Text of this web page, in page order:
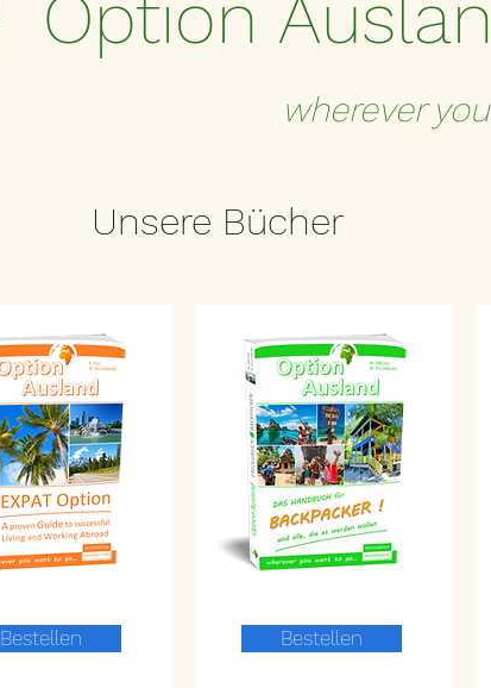
Option
wherever
Unsere Bücher
Bestellen Bestellen